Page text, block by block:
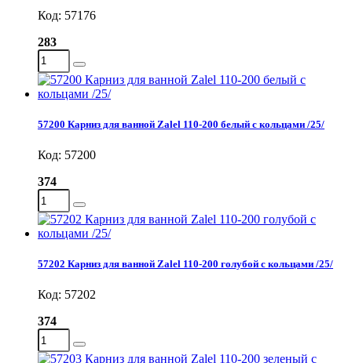
Код: 57176
283
57200 Карниз для ванной Zalel 110-200 белый с кольцами /25/
Код: 57200
374
57202 Карниз для ванной Zalel 110-200 голубой с кольцами /25/
Код: 57202
374